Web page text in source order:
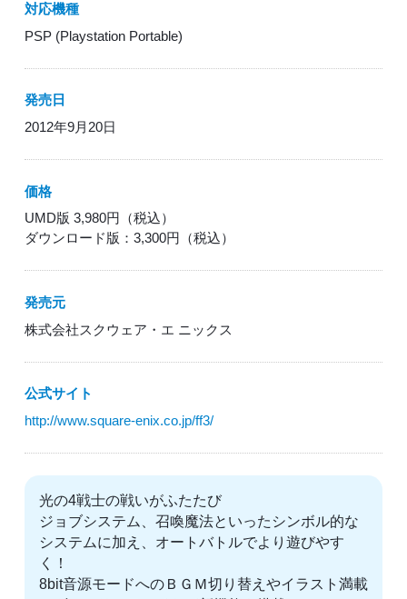
対応機種
PSP (Playstation Portable)
発売日
2012年9月20日
価格
UMD版 3,980円（税込）
ダウンロード版：3,300円（税込）
発売元
株式会社スクウェア・エ ニックス
公式サイト
http://www.square-enix.co.jp/ff3/
光の4戦士の戦いがふたたび
ジョブシステム、召喚魔法といったシンボル的な
システムに加え、オートバトルでより遊びやす
く！
8bit音源モードへのＢＧＭ切り替えやイラスト満載